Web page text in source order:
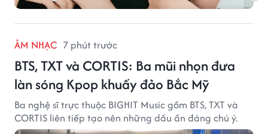
ÂM NHẠC 7 phút trước
BTS, TXT và CORTIS: Ba mũi nhọn đưa
làn sóng Kpop khuấy đảo Bắc Mỹ
Ba nghệ sĩ trực thuộc BIGHIT Music gồm BTS, TXT và
CORTIS liên tiếp tạo nên những dấu ấn đáng chú ý.